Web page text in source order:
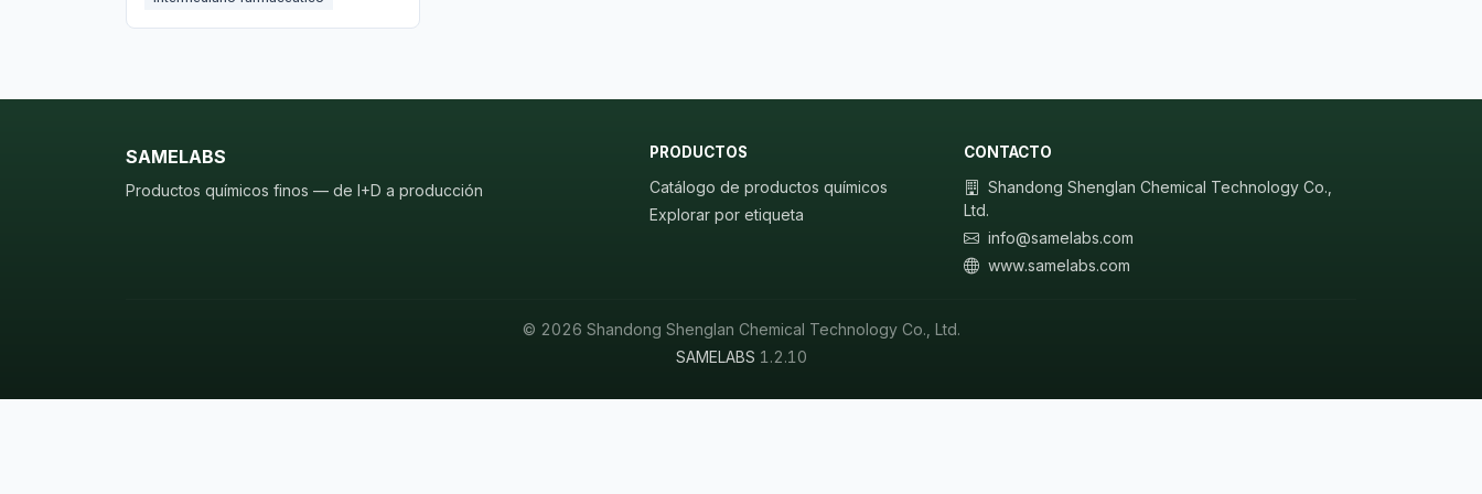
SAMELABS
Productos químicos finos — de I+D a producción
PRODUCTOS
Catálogo de productos químicos
Explorar por etiqueta
CONTACTO
Shandong Shenglan Chemical Technology Co.,
Ltd.
info@samelabs.com
www.samelabs.com
© 2026 Shandong Shenglan Chemical Technology Co., Ltd.
SAMELABS 1.2.10